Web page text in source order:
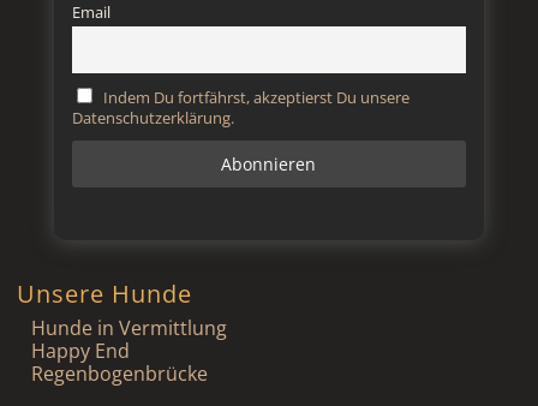
Email
Indem Du fortfährst, akzeptierst Du unsere
Datenschutzerklärung.
Unsere Hunde
Hunde in Vermittlung
Happy End
Regenbogenbrücke